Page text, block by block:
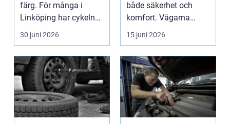
färg. För många i
Linköping har cykeln
blivit en viktig d...
30 juni 2026
både säkerhet och
komfort. Vägarna
växlar mellan
motorväg...
15 juni 2026